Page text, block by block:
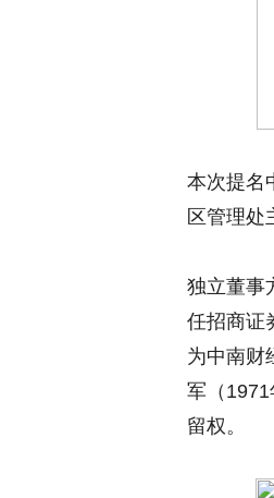
本次提名
区管理处
独立董事
任招商证
为中南财
军（
留权。